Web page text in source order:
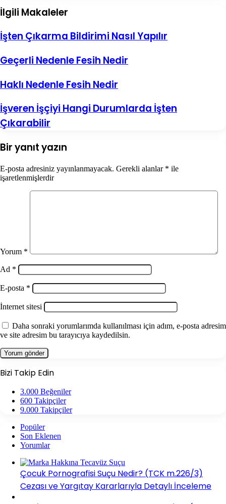
Rehberi
İtiraz
Eden
Ne
Yapar?
Rehberi
İlgili Makaleler
İşten Çıkarma Bildirimi Nasıl Yapılır
Geçerli Nedenle Fesih Nedir
Haklı Nedenle Fesih Nedir
İşveren İşçiyi Hangi Durumlarda İşten
Çıkarabilir
Bir yanıt yazın
E-posta adresiniz yayınlanmayacak. Gerekli alanlar * ile
işaretlenmişlerdir
Yorum *
Ad *
E-posta *
İnternet sitesi
Daha sonraki yorumlarımda kullanılması için adım, e-posta adresim
ve site adresim bu tarayıcıya kaydedilsin.
Bizi Takip Edin
3.000 Beğeniler
600 Takipçiler
9.000 Takipçiler
Popüler
Son Eklenen
Yorumlar
Çocuk Pornografisi Suçu Nedir? (TCK m.226/3)
Cezası ve Yargıtay Kararlarıyla Detaylı İnceleme